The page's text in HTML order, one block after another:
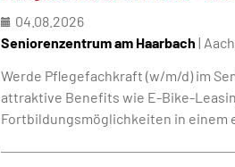
04.08.2026
Seniorenzentrum am Haarbach |
Werde Pflegefachkraft (w/m/d) im
attraktive Benefits wie E-Bike-
Fortbildungsmöglichkeiten in einem